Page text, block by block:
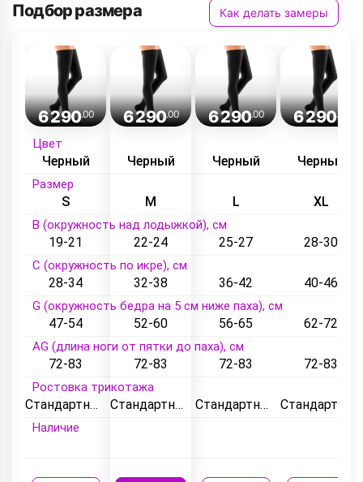
Подбор размера Как делать замеры
Цвет
Размер
B (окружность над лодыжкой), см
C (окружность по икре), см
G (окружность бедра на 5 см ниже паха), см
AG (длина ноги от пятки до паха), см
Ростовка трикотажа
Наличие
6 290.00
Черный
S
19-21
28-34
47-54
72-83
Стандартный
6 290.00
Черный
M
22-24
32-38
52-60
72-83
Стандартный
6 290.00
Черный
L
25-27
36-42
56-65
72-83
Стандартный
6 290.00
Черный
XL
28-30
40-46
62-72
72-83